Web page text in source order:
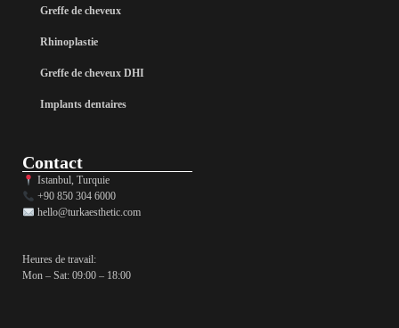
Greffe de cheveux
Rhinoplastie
Greffe de cheveux DHI
Implants dentaires
Contact
Istanbul, Turquie
+90 850 304 6000
hello@turkaesthetic.com
Heures de travail:
Mon – Sat: 09:00 – 18:00